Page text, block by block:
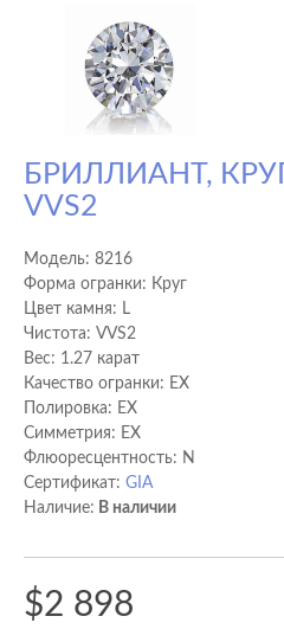
БРИЛЛИАНТ,
VVS2
Модель: 8216
Форма огранки: Круг
Цвет камня: L
Чистота: VVS2
Вес: 1.27 карат
Качество огранки: EX
Полировка: EX
Cимметрия: EX
Флюоресцентность: N
Сертификат: GIA
Наличие: В наличии
$2 898